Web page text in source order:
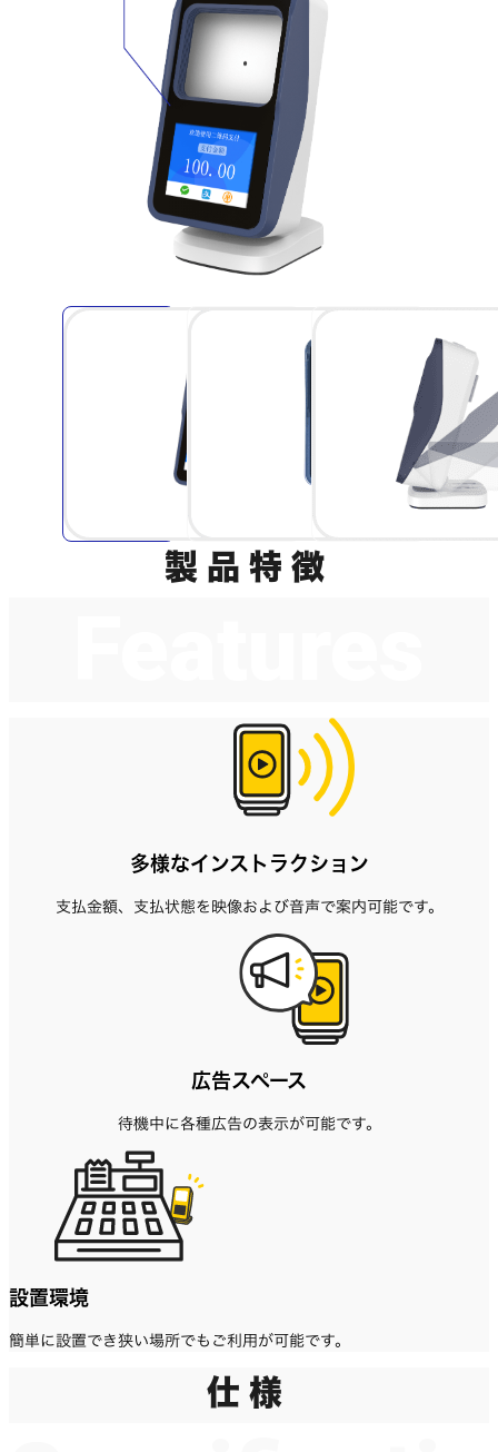
製品特徴
多様なインストラクション
支払金額、支払状態を映像および音声で案内可能です。
広告スペース
待機中に各種広告の表示が可能です。
設置環境
簡単に設置でき狭い場所でもご利用が可能です。
仕様